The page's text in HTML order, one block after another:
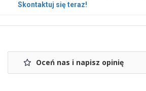
Skontaktuj się teraz!
Oceń nas i napisz opinię